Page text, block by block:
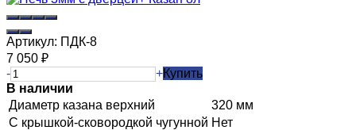
Артикул: ПДК-8
7 050 ₽
-
+Купить
В наличии
Диаметр казана верхний
320 мм
С крышкой-сковородкой чугунной Нет